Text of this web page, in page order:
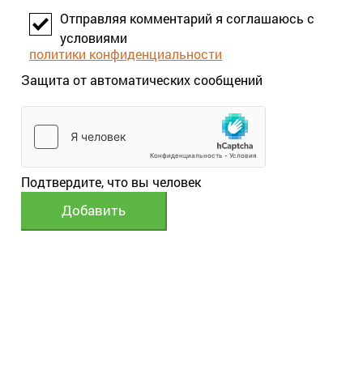
Отправляя комментарий я соглашаюсь с
условиями
политики конфиденциальности
Защита от автоматических сообщений
Подтвердите, что вы человек